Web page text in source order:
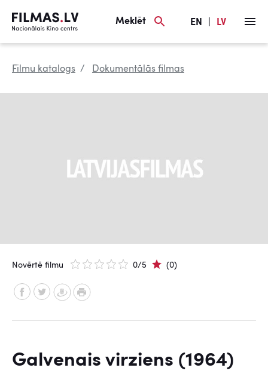
Meklēt EN LV
Filmu katalogs Dokumentālās filmas
Novērtē filmu 0/5 (0)
Galvenais virziens (1964)